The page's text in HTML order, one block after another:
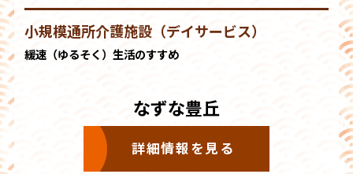
小規模通所介護施設（デイサービス）
緩速（ゆるそく）生活のすすめ
なずな豊丘
詳細情報を見る